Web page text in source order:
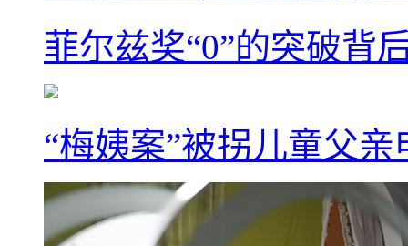
菲尔兹奖“0”的突破背
“梅姨案”被拐儿童父